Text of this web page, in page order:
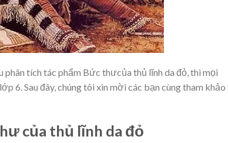
tích tác phẩm Bức thưcủa thủ lĩnh da đỏ, thì mọi
6. Sau đây, chúng tôi xin mời các bạn cùng tham khảo
của thủ lĩnh da đỏ